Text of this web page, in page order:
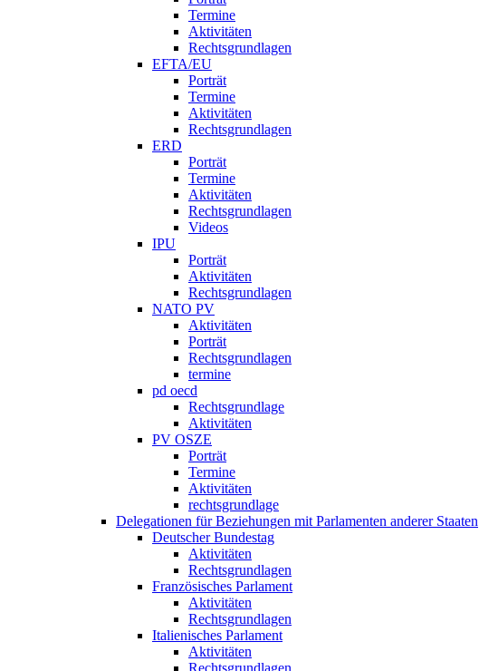
Termine
Aktivitäten
Rechtsgrundlagen
EFTA/EU
Porträt
Termine
Aktivitäten
Rechtsgrundlagen
ERD
Porträt
Termine
Aktivitäten
Rechtsgrundlagen
Videos
IPU
Porträt
Aktivitäten
Rechtsgrundlagen
NATO PV
Aktivitäten
Porträt
Rechtsgrundlagen
termine
pd oecd
Rechtsgrundlage
Aktivitäten
PV OSZE
Porträt
Termine
Aktivitäten
rechtsgrundlage
Delegationen für Beziehungen mit Parlamenten anderer Staaten
Deutscher Bundestag
Aktivitäten
Rechtsgrundlagen
Französisches Parlament
Aktivitäten
Rechtsgrundlagen
Italienisches Parlament
Aktivitäten